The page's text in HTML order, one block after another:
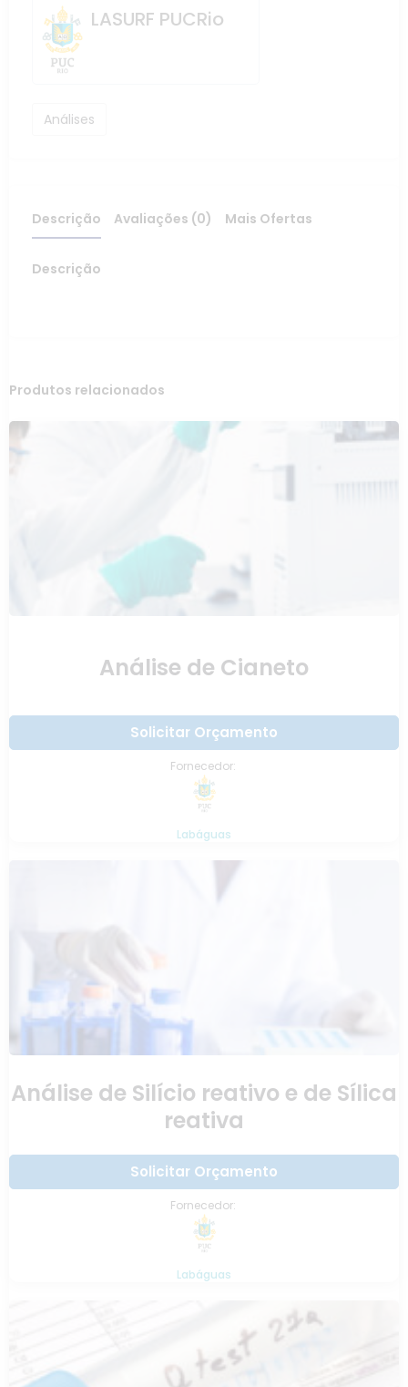
LASURF PUCRio
Análises
Descrição Avaliações (0) Mais Ofertas
Descrição
Produtos relacionados
Análise de Cianeto
Solicitar Orçamento
Fornecedor:
Labáguas
Análise de Silício reativo e de Sílica
reativa
Solicitar Orçamento
Fornecedor:
Labáguas